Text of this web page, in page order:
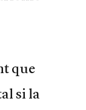
que
si la